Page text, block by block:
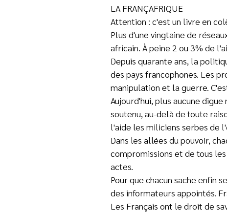
LA FRANÇAFRIQUE
Attention : c'est un livre en
Plus d'une vingtaine de
africain. À peine 2 ou 3% de
Depuis quarante ans, la
des pays francophones. Les
manipulation et la guerre.
Aujourd'hui, plus aucune
soutenu, au-delà de toute
l'aide les miliciens serbes de
Dans les allées du pouvoir,
compromissions et de tous
actes.
Pour que chacun sache enfin
des informateurs appointés.
Les Français ont le droit de